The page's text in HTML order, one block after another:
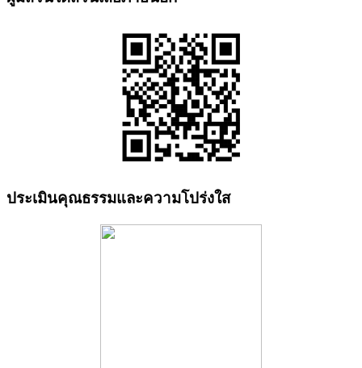
ประเมินคุณธรรมและความโปร่งใส